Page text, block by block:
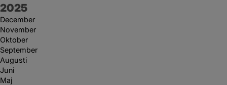
År:
2025
December
November
Oktober
September
Augusti
Juni
Maj